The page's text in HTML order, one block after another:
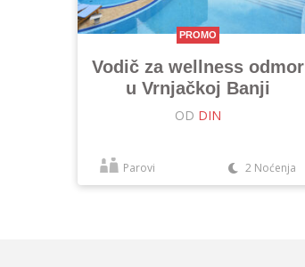
PROMO
Vodič za wellness odmor
u Vrnjačkoj Banji
OD DIN
Parovi 2 Noćenja